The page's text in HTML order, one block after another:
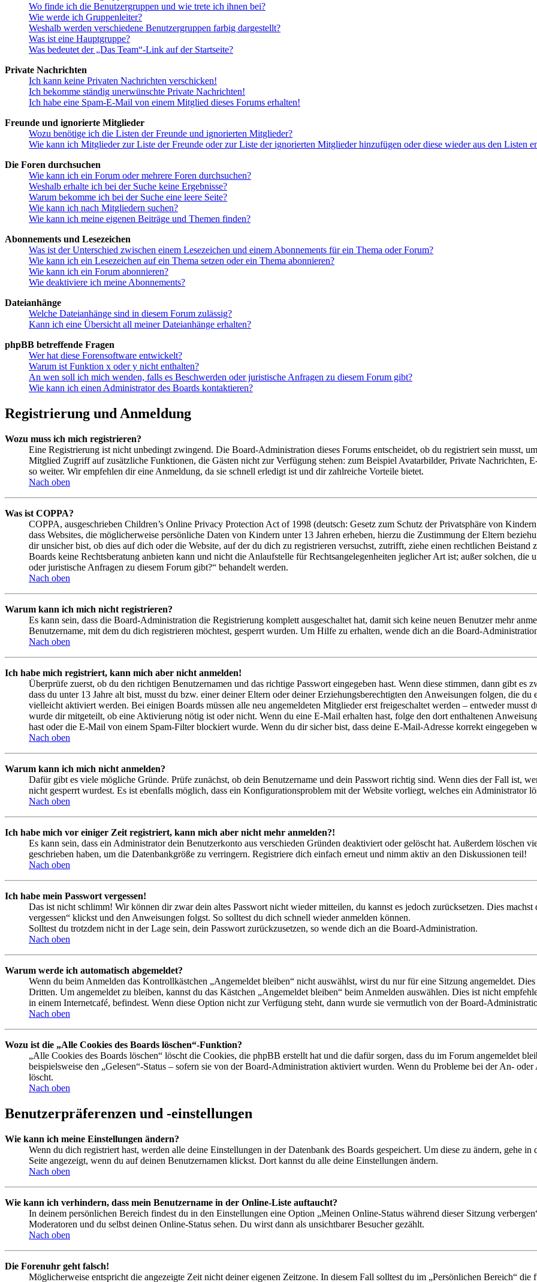
Wo finde ich die Benutzergruppen und wie trete ich ihnen bei?
Wie werde ich Gruppenleiter?
Weshalb werden verschiedene Benutzergruppen farbig dargestellt?
Was ist eine Hauptgruppe?
Was bedeutet der „Das Team“-Link auf der Startseite?
Private Nachrichten
Ich kann keine Privaten Nachrichten verschicken!
Ich bekomme ständig unerwünschte Private Nachrichten!
Ich habe eine Spam-E-Mail von einem Mitglied dieses Forums erhalten!
Freunde und ignorierte Mitglieder
Wozu benötige ich die Listen der Freunde und ignorierten Mitglieder?
Wie kann ich Mitglieder zur Liste der Freunde oder zur Liste der ignorierten Mitglieder hinzufügen oder diese wieder aus den Listen
Die Foren durchsuchen
Wie kann ich ein Forum oder mehrere Foren durchsuchen?
Weshalb erhalte ich bei der Suche keine Ergebnisse?
Warum bekomme ich bei der Suche eine leere Seite?
Wie kann ich nach Mitgliedern suchen?
Wie kann ich meine eigenen Beiträge und Themen finden?
Abonnements und Lesezeichen
Was ist der Unterschied zwischen einem Lesezeichen und einem Abonnements für ein Thema oder Forum?
Wie kann ich ein Lesezeichen auf ein Thema setzen oder ein Thema abonnieren?
Wie kann ich ein Forum abonnieren?
Wie deaktiviere ich meine Abonnements?
Dateianhänge
Welche Dateianhänge sind in diesem Forum zulässig?
Kann ich eine Übersicht all meiner Dateianhänge erhalten?
phpBB betreffende Fragen
Wer hat diese Forensoftware entwickelt?
Warum ist Funktion x oder y nicht enthalten?
An wen soll ich mich wenden, falls es Beschwerden oder juristische Anfragen zu diesem Forum gibt?
Wie kann ich einen Administrator des Boards kontaktieren?
Registrierung und Anmeldung
Wozu muss ich mich registrieren?
Eine Registrierung ist nicht unbedingt zwingend. Die Board-Administration dieses Forums entscheidet, ob du registriert sein musst,
Mitglied Zugriff auf zusätzliche Funktionen, die Gästen nicht zur Verfügung stehen: zum Beispiel Avatarbilder, Private Nachrichten,
so weiter. Wir empfehlen dir eine Anmeldung, da sie schnell erledigt ist und dir zahlreiche Vorteile bietet.
Nach oben
Was ist COPPA?
COPPA, ausgeschrieben Children’s Online Privacy Protection Act of 1998 (deutsch: Gesetz zum Schutz der Privatsphäre von
dass Websites, die möglicherweise persönliche Daten von Kindern unter 13 Jahren erheben, hierzu die Zustimmung der Eltern
dir unsicher bist, ob dies auf dich oder die Website, auf der du dich zu registrieren versuchst, zutrifft, ziehe einen rechtlichen
Boards keine Rechtsberatung anbieten kann und nicht die Anlaufstelle für Rechtsangelegenheiten jeglicher Art ist; außer solchen,
oder juristische Anfragen zu diesem Forum gibt?“ behandelt werden.
Nach oben
Warum kann ich mich nicht registrieren?
Es kann sein, dass die Board-Administration die Registrierung komplett ausgeschaltet hat, damit sich keine neuen Benutzer mehr
Benutzername, mit dem du dich registrieren möchtest, gesperrt wurden. Um Hilfe zu erhalten, wende dich an die Board-
Nach oben
Ich habe mich registriert, kann mich aber nicht anmelden!
Überprüfe zuerst, ob du den richtigen Benutzernamen und das richtige Passwort eingegeben hast. Wenn diese stimmen, dann gibt es
dass du unter 13 Jahre alt bist, musst du bzw. einer deiner Eltern oder deiner Erziehungsberechtigten den Anweisungen folgen, die
vielleicht aktiviert werden. Bei einigen Boards müssen alle neu angemeldeten Mitglieder erst freigeschaltet werden – entweder musst
wurde dir mitgeteilt, ob eine Aktivierung nötig ist oder nicht. Wenn du eine E-Mail erhalten hast, folge den dort enthaltenen
hast oder die E-Mail von einem Spam-Filter blockiert wurde. Wenn du dir sicher bist, dass deine E-Mail-Adresse korrekt eingegeben
Nach oben
Warum kann ich mich nicht anmelden?
Dafür gibt es viele mögliche Gründe. Prüfe zunächst, ob dein Benutzername und dein Passwort richtig sind. Wenn dies der Fall ist,
nicht gesperrt wurdest. Es ist ebenfalls möglich, dass ein Konfigurationsproblem mit der Website vorliegt, welches ein Administrator
Nach oben
Ich habe mich vor einiger Zeit registriert, kann mich aber nicht mehr anmelden?!
Es kann sein, dass ein Administrator dein Benutzerkonto aus verschieden Gründen deaktiviert oder gelöscht hat. Außerdem löschen
geschrieben haben, um die Datenbankgröße zu verringern. Registriere dich einfach erneut und nimm aktiv an den Diskussionen teil!
Nach oben
Ich habe mein Passwort vergessen!
Das ist nicht schlimm! Wir können dir zwar dein altes Passwort nicht wieder mitteilen, du kannst es jedoch zurücksetzen. Dies
vergessen“ klickst und den Anweisungen folgst. So solltest du dich schnell wieder anmelden können.
Solltest du trotzdem nicht in der Lage sein, dein Passwort zurückzusetzen, so wende dich an die Board-Administration.
Nach oben
Warum werde ich automatisch abgemeldet?
Wenn du beim Anmelden das Kontrollkästchen „Angemeldet bleiben“ nicht auswählst, wirst du nur für eine Sitzung angemeldet.
Dritten. Um angemeldet zu bleiben, kannst du das Kästchen „Angemeldet bleiben“ beim Anmelden auswählen. Dies ist nicht
in einem Internetcafé, befindest. Wenn diese Option nicht zur Verfügung steht, dann wurde sie vermutlich von der Board-
Nach oben
Wozu ist die „Alle Cookies des Boards löschen“-Funktion?
„Alle Cookies des Boards löschen“ löscht die Cookies, die phpBB erstellt hat und die dafür sorgen, dass du im Forum angemeldet
beispielsweise den „Gelesen“-Status – sofern sie von der Board-Administration aktiviert wurden. Wenn du Probleme bei der An-
löscht.
Nach oben
Benutzerpräferenzen und -einstellungen
Wie kann ich meine Einstellungen ändern?
Wenn du dich registriert hast, werden alle deine Einstellungen in der Datenbank des Boards gespeichert. Um diese zu ändern, gehe
Seite angezeigt, wenn du auf deinen Benutzernamen klickst. Dort kannst du alle deine Einstellungen ändern.
Nach oben
Wie kann ich verhindern, dass mein Benutzername in der Online-Liste auftaucht?
In deinem persönlichen Bereich findest du in den Einstellungen eine Option „Meinen Online-Status während dieser Sitzung
Moderatoren und du selbst deinen Online-Status sehen. Du wirst dann als unsichtbarer Besucher gezählt.
Nach oben
Die Forenuhr geht falsch!
Möglicherweise entspricht die angezeigte Zeit nicht deiner eigenen Zeitzone. In diesem Fall solltest du im „Persönlichen Bereich“